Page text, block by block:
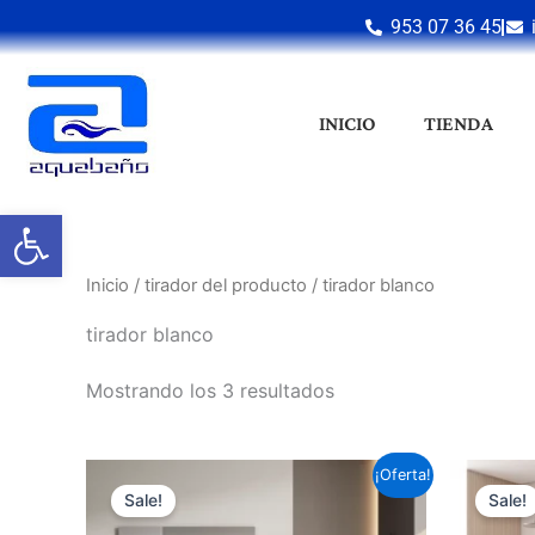
Abrir barra de herramientas
al
contenido
953 07 36 45
INICIO TIENDA
Inicio / tirador del producto / tirador blanco
tirador blanco
Mostrando los 3 resultados
¡Oferta!
Sale!
Este
producto
Sale!